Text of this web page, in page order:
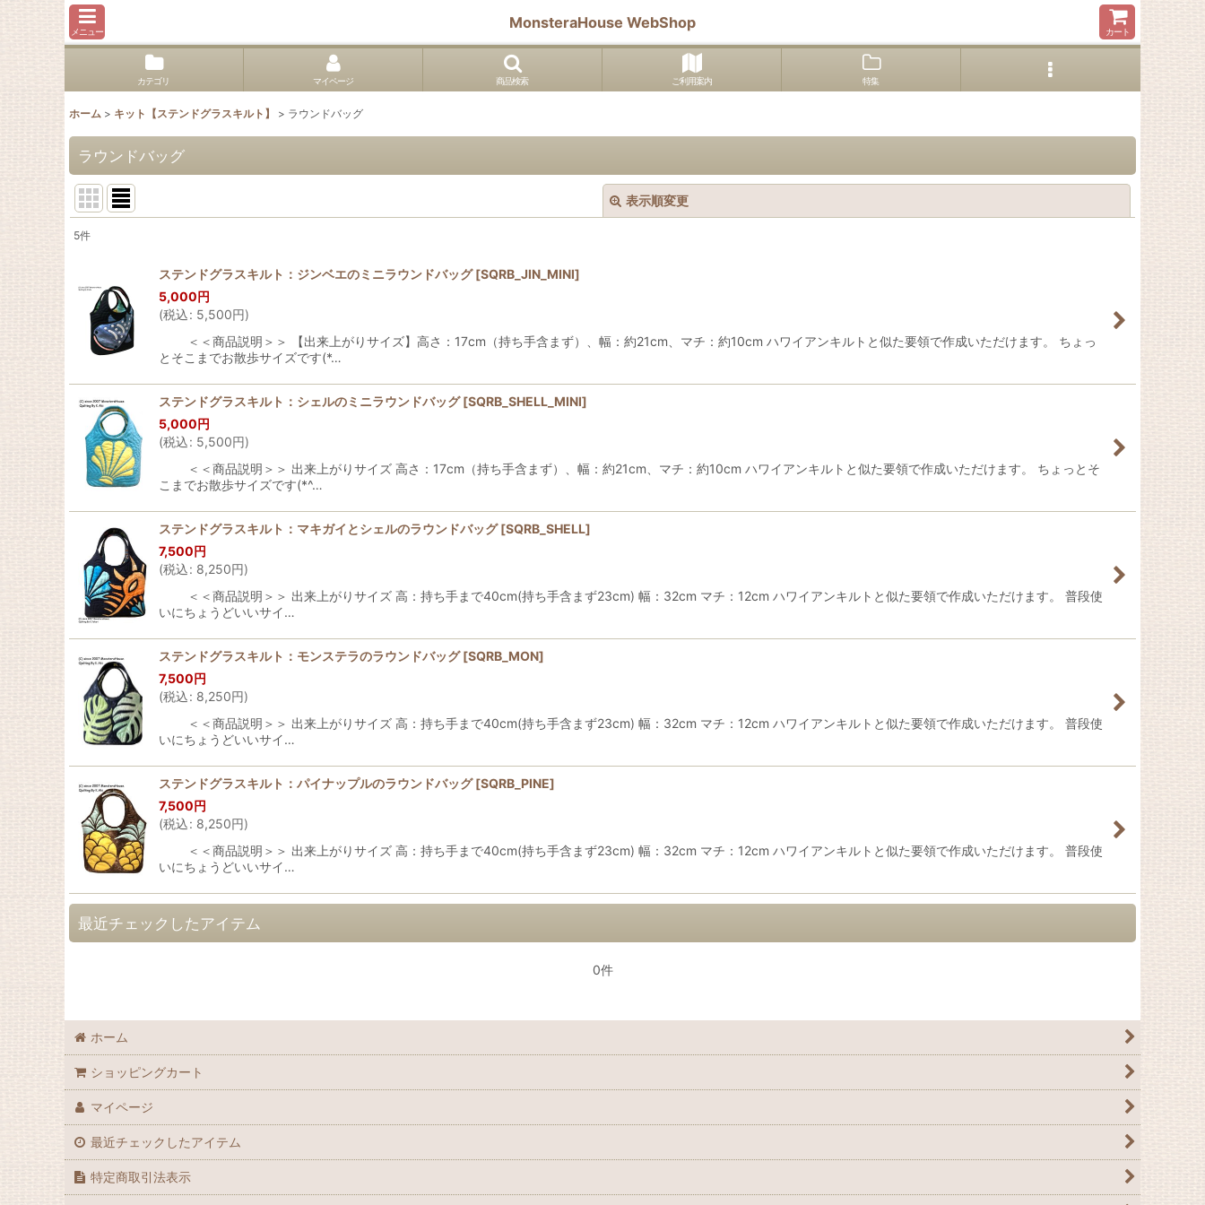
メニュー
MonsteraHouse WebShop
カート
カテゴリ マイページ 商品検索 ご利用案内 特集
ホーム > キット【ステンドグラスキルト】 > ラウンドバッグ
ラウンドバッグ
表示順変更
並び順:
絞り込む
5件
ステンドグラスキルト：ジンベエのミニラウンドバッグ [SQRB_JIN_MINI]
5,000円
(税込: 5,500円)
＜＜商品説明＞＞ 【出来上がりサイズ】高さ：17cm（持ち手含まず）、幅：約21cm、マチ：約10cm ハワイアンキルトと似た要領で作成いただけます。 ちょっ
とそこまでお散歩サイズです(*…
ステンドグラスキルト：シェルのミニラウンドバッグ [SQRB_SHELL_MINI]
5,000円
(税込: 5,500円)
＜＜商品説明＞＞ 出来上がりサイズ 高さ：17cm（持ち手含まず）、幅：約21cm、マチ：約10cm ハワイアンキルトと似た要領で作成いただけます。 ちょっとそ
こまでお散歩サイズです(*^…
ステンドグラスキルト：マキガイとシェルのラウンドバッグ [SQRB_SHELL]
7,500円
(税込: 8,250円)
＜＜商品説明＞＞ 出来上がりサイズ 高：持ち手まで40cm(持ち手含まず23cm) 幅：32cm マチ：12cm ハワイアンキルトと似た要領で作成いただけます。 普段使
いにちょうどいいサイ…
ステンドグラスキルト：モンステラのラウンドバッグ [SQRB_MON]
7,500円
(税込: 8,250円)
＜＜商品説明＞＞ 出来上がりサイズ 高：持ち手まで40cm(持ち手含まず23cm) 幅：32cm マチ：12cm ハワイアンキルトと似た要領で作成いただけます。 普段使
いにちょうどいいサイ…
ステンドグラスキルト：パイナップルのラウンドバッグ [SQRB_PINE]
7,500円
(税込: 8,250円)
＜＜商品説明＞＞ 出来上がりサイズ 高：持ち手まで40cm(持ち手含まず23cm) 幅：32cm マチ：12cm ハワイアンキルトと似た要領で作成いただけます。 普段使
いにちょうどいいサイ…
最近チェックしたアイテム
0件
ホーム
ショッピングカート
マイページ
最近チェックしたアイテム
特定商取引法表示